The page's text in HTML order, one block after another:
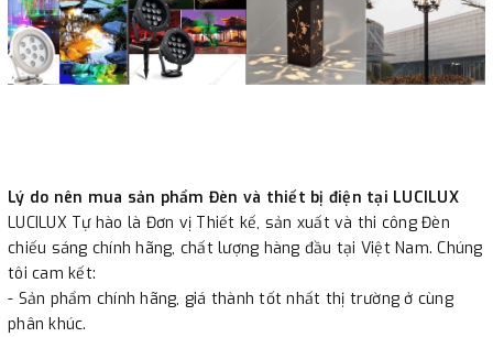
Lý do nên mua sản phẩm Đèn và thiết bị điện tại LUCILUX
LUCILUX Tự hào là Đơn vị Thiết kế, sản xuất và thi công Đèn
chiếu sáng chính hãng, chất lượng hàng đầu tại Việt Nam. Chúng
tôi cam kết:
- Sản phẩm chính hãng, giá thành tốt nhất thị trường ở cùng
phân khúc.